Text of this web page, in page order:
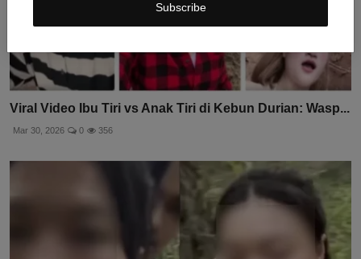
Subscribe
Viral Video Ibu Tiri vs Anak Tiri di Kebun Durian: Wasp...
Mar 30, 2026 0 356